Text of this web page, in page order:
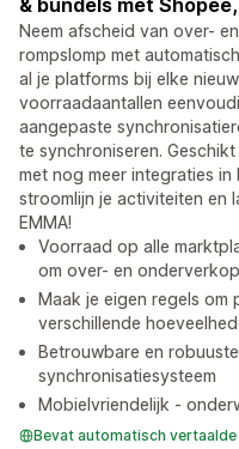
& bundels met
Neem afscheid van over-
rompslomp met
al je platforms bij elke
voorraadaantallen
aangepaste
te synchroniseren.
met nog meer integraties
stroomlijn je activiteiten en
EMMA!
Voorraad op alle
om over- en
Maak je eigen regels
verschillende
Betrouwbare en
synchronisatiesysteem
Mobielvriendelijk -
Bevat automatisch